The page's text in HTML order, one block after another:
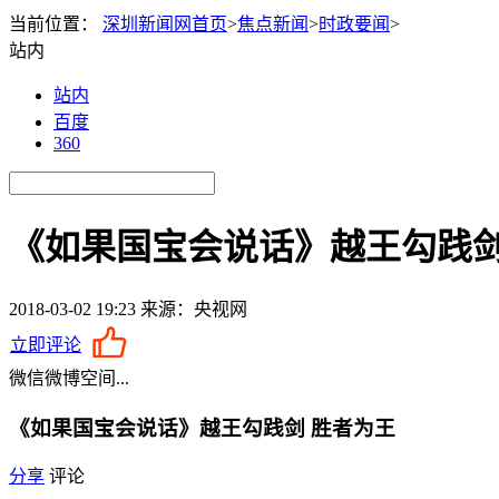
当前位置： 深圳新闻网首页>焦点新闻>时政要闻>
站内
站内
百度
360
《如果国宝会说话》越王勾践
2018-03-02 19:23 来源：央视网
立即评论
微信微博空间 ...
《如果国宝会说话》越王勾践剑 胜者为王
分享 评论